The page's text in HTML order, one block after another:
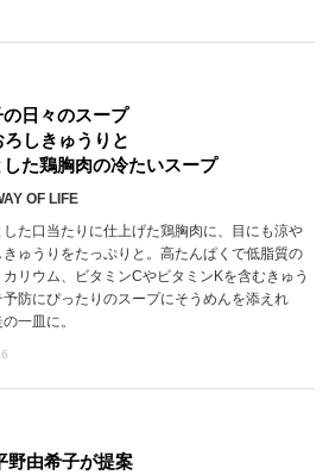
日々のスープ
しきゅうりと
た鶏胸肉の冷たいスープ
OF LIFE
た口当たりに仕上げた鶏胸肉に、目にも涼や
ゅうりをたっぷりと。高たんぱくで低脂質の
リウム、ビタミンCやビタミンKを含むきゅう
予防にぴったりのスープにそうめんを添えれ
一皿に。
野由希子が提案